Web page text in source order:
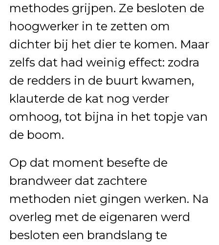
methodes grijpen. Ze besloten de
hoogwerker in te zetten om
dichter bij het dier te komen. Maar
zelfs dat had weinig effect: zodra
de redders in de buurt kwamen,
klauterde de kat nog verder
omhoog, tot bijna in het topje van
de boom.
Op dat moment besefte de
brandweer dat zachtere
methoden niet gingen werken. Na
overleg met de eigenaren werd
besloten een brandslang te